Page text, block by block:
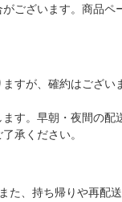
ございます。商品ペ
すが、確約はござい
す。早朝・夜間の配
承ください。
た、持ち帰りや再配